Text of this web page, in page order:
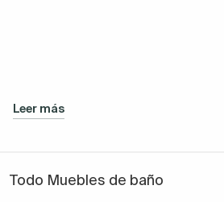
Leer más
Todo Muebles de baño